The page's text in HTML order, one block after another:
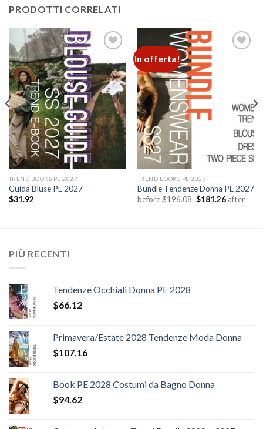
PRODOTTI CORRELATI
Add to
wishlist
TREND BOOKS PE 2027
Guida Bluse PE 2027
$31.92
In offerta!
TREND BOOKS PE 2027
Bundle Tendenze Donna PE 2027
before$196.08 Il
$181.26Il
after
PIÙ RECENTI
Tendenze Occhiali Donna PE 2028
$66.12
Primavera/Estate 2028 Tendenze Moda Donna
$107.16
Book PE 2028 Costumi da Bagno Donna
$94.62